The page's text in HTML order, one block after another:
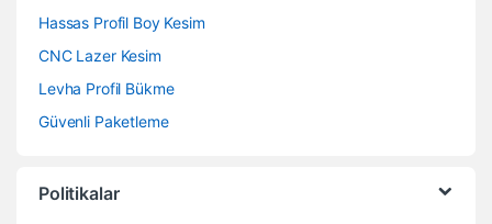
Hassas Profil Boy Kesim
CNC Lazer Kesim
Levha Profil Bükme
Güvenli Paketleme
Politikalar